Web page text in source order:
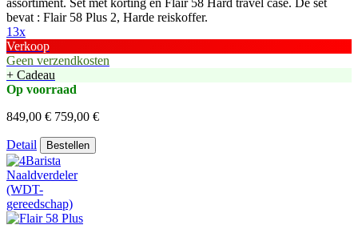
assortiment. Set met korting en Flair 58 Hard travel case. De set
bevat : Flair 58 Plus 2, Harde reiskoffer.
13x
Verkoop
Geen verzendkosten
+ Cadeau
Op voorraad
849,00 € 759,00 €
Detail Bestellen